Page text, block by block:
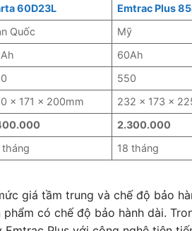
60D23L
Emtrac Plus
Quốc
Mỹ
60Ah
550
x 171 x 200mm
232 x 173 x
2.300.000
tháng 18 tháng
giá tầm trung và chế độ bảo
có chế độ bảo hành dài.